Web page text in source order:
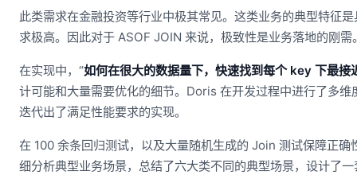
此类需求在金融投资等行业中极其常见。这类业务的典型特征
求极高。因此对于 ASOF JOIN 来说，极致性是业务落地的刚需
在实现中，“如何在很大的数据量下，快速找到每个 key 下最接
计可能和大量需要优化的细节。Doris 在开发过程中进行了多维
迭代出了满足性能要求的实现。
在 100 余条回归测试，以及大量随机生成的 Join 测试保障正确
细分析典型业务场景，总结了六大类不同的典型场景，设计了